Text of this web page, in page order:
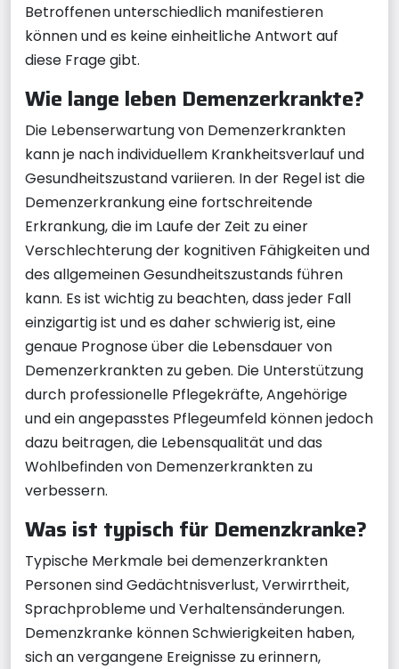
Betroffenen unterschiedlich manifestieren
können und es keine einheitliche Antwort auf
diese Frage gibt.
Wie lange leben Demenzerkrankte?
Die Lebenserwartung von Demenzerkrankten
kann je nach individuellem Krankheitsverlauf und
Gesundheitszustand variieren. In der Regel ist die
Demenzerkrankung eine fortschreitende
Erkrankung, die im Laufe der Zeit zu einer
Verschlechterung der kognitiven Fähigkeiten und
des allgemeinen Gesundheitszustands führen
kann. Es ist wichtig zu beachten, dass jeder Fall
einzigartig ist und es daher schwierig ist, eine
genaue Prognose über die Lebensdauer von
Demenzerkrankten zu geben. Die Unterstützung
durch professionelle Pflegekräfte, Angehörige
und ein angepasstes Pflegeumfeld können jedoch
dazu beitragen, die Lebensqualität und das
Wohlbefinden von Demenzerkrankten zu
verbessern.
Was ist typisch für Demenzkranke?
Typische Merkmale bei demenzerkrankten
Personen sind Gedächtnisverlust, Verwirrtheit,
Sprachprobleme und Verhaltensänderungen.
Demenzkranke können Schwierigkeiten haben,
sich an vergangene Ereignisse zu erinnern,